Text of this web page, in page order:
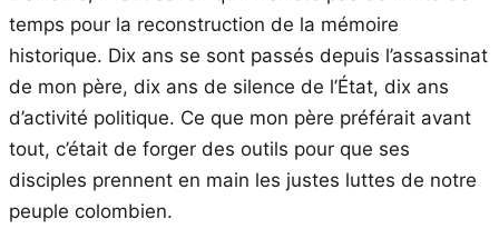
temps pour la reconstruction de la mémoire
historique. Dix ans se sont passés depuis l’assassinat
de mon père, dix ans de silence de l’État, dix ans
d’activité politique. Ce que mon père préférait avant
tout, c’était de forger des outils pour que ses
disciples prennent en main les justes luttes de notre
peuple colombien.